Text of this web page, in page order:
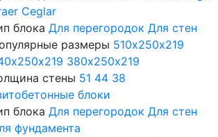
Ceglar
блока Для перегородок Для стен
размеры 510х250х219
380х250х219
стены 51 44 38
блоки
блока Для перегородок Для стен
фундамента